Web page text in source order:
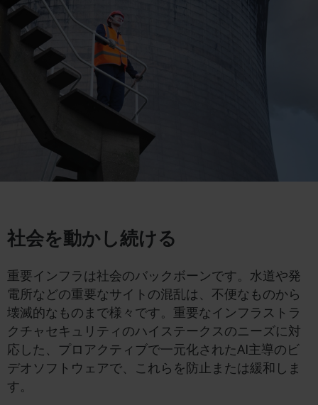
社会を動かし続ける
重要インフラは社会のバックボーンです。水道や発
電所などの重要なサイトの混乱は、不便なものから
壊滅的なものまで様々です。重要なインフラストラ
クチャセキュリティのハイステークスのニーズに対
応した、プロアクティブで一元化されたAI主導のビ
デオソフトウェアで、これらを防止または緩和しま
す。